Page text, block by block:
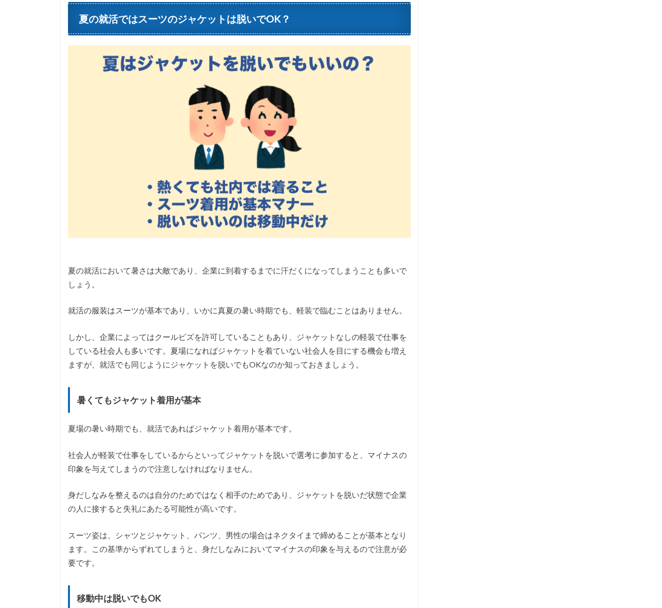
夏の就活ではスーツのジャケットは脱いでOK？
夏の就活において暑さは大敵であり、企業に到着するまでに汗だくになってしまうことも多いで
しょう。
就活の服装はスーツが基本であり、いかに真夏の暑い時期でも、軽装で臨むことはありません。
しかし、企業によってはクールビズを許可していることもあり、ジャケットなしの軽装で仕事を
している社会人も多いです。夏場になればジャケットを着ていない社会人を目にする機会も増え
ますが、就活でも同じようにジャケットを脱いでもOKなのか知っておきましょう。
暑くてもジャケット着用が基本
夏場の暑い時期でも、就活であればジャケット着用が基本です。
社会人が軽装で仕事をしているからといってジャケットを脱いで選考に参加すると、マイナスの
印象を与えてしまうので注意しなければなりません。
身だしなみを整えるのは自分のためではなく相手のためであり、ジャケットを脱いだ状態で企業
の人に接すると失礼にあたる可能性が高いです。
スーツ姿は、シャツとジャケット、パンツ、男性の場合はネクタイまで締めることが基本となり
ます。この基準からずれてしまうと、身だしなみにおいてマイナスの印象を与えるので注意が必
要です。
移動中は脱いでもOK